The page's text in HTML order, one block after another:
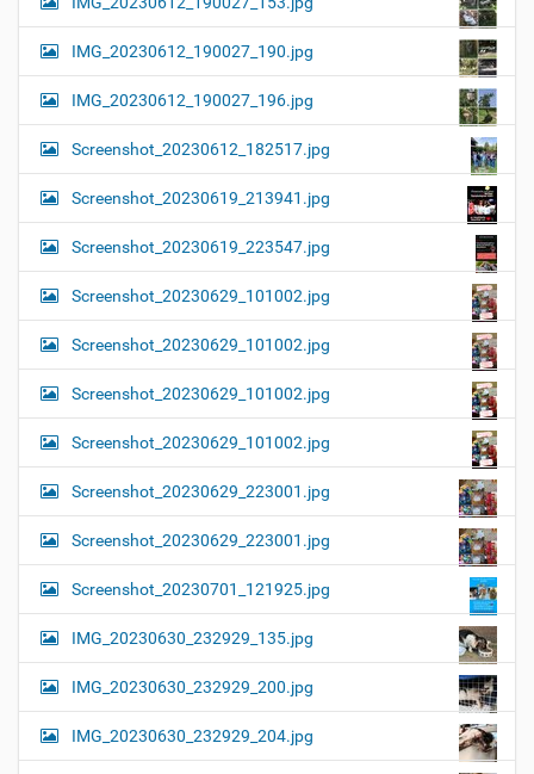
IMG_20230612_190027_190.jpg
IMG_20230612_190027_196.jpg
Screenshot_20230612_182517.jpg
Screenshot_20230619_213941.jpg
Screenshot_20230619_223547.jpg
Screenshot_20230629_101002.jpg
Screenshot_20230629_101002.jpg
Screenshot_20230629_101002.jpg
Screenshot_20230629_101002.jpg
Screenshot_20230629_223001.jpg
Screenshot_20230629_223001.jpg
Screenshot_20230701_121925.jpg
IMG_20230630_232929_135.jpg
IMG_20230630_232929_200.jpg
IMG_20230630_232929_204.jpg